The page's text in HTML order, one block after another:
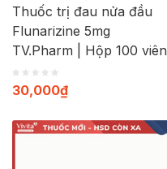
Thuốc trị đau nửa đầu
Flunarizine 5mg
TV.Pharm | Hộp 100 viên
30,000₫